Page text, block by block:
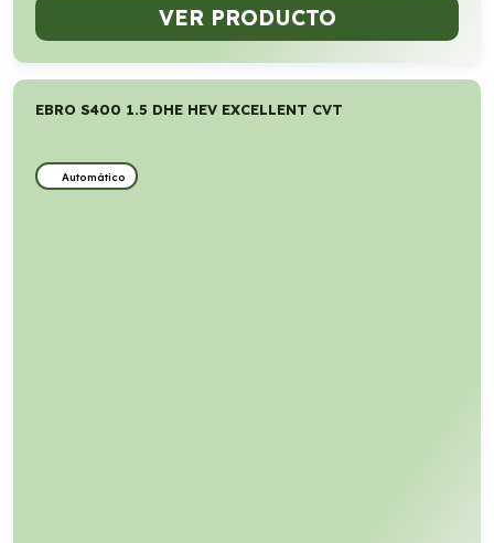
VER PRODUCTO
EBRO S400 1.5 DHE HEV EXCELLENT CVT
Automático